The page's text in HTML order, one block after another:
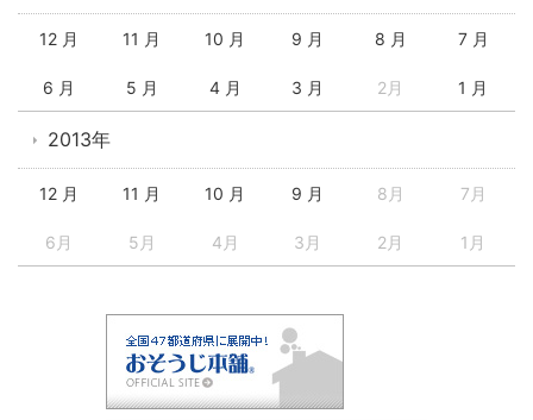
12 月 11 月 10 月 9 月 8 月 7 月
6 月 5 月 4 月 3 月 2月 1 月
2013年
12 月 11 月 10 月 9 月 8月 7月
6月 5月 4月 3月 2月 1月